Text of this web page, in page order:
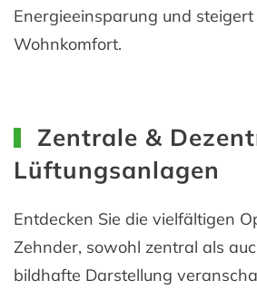
Energieeinsparung und
Wohnkomfort.
Zentrale &
Lüftungsanlagen
Entdecken Sie die vielfältigen
Zehnder, sowohl zentral als
bildhafte Darstellung